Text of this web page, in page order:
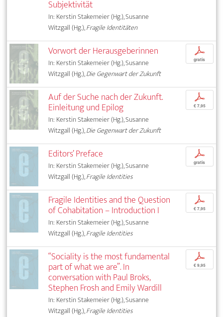
Subjektivität
In: Kerstin Stakemeier (Hg.), Susanne
Witzgall (Hg.),Fragile Identitäten
Vorwort der Herausgeberinnen
In: Kerstin Stakemeier (Hg.), Susanne
Witzgall (Hg.),Die Gegenwart der Zukunft
p
gratis
Auf der Suche nach der Zukunft.
Einleitung und Epilog
In: Kerstin Stakemeier (Hg.), Susanne
Witzgall (Hg.),Die Gegenwart der Zukunft
p
€ 7,95
Editors’ Preface
In: Kerstin Stakemeier (Hg.), Susanne
Witzgall (Hg.),Fragile Identities
p
gratis
Fragile Identities and the Question
of Cohabitation – Introduction I
In: Kerstin Stakemeier (Hg.), Susanne
Witzgall (Hg.),Fragile Identities
p
€ 7,95
“Sociality is the most fundamental
part of what we are”. In
conversation with Paul Broks,
Stephen Frosh and Emily Wardill
In: Kerstin Stakemeier (Hg.), Susanne
Witzgall (Hg.),Fragile Identities
p
€ 9,95